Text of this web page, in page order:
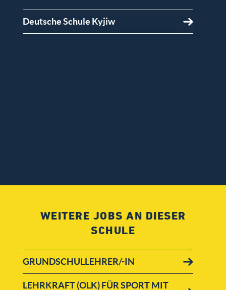
Deutsche Schule Kyjiw
WEITERE JOBS AN DIESER
SCHULE
GRUNDSCHULLEHRER/-IN
LEHRKRAFT (OLK) FÜR SPORT MIT